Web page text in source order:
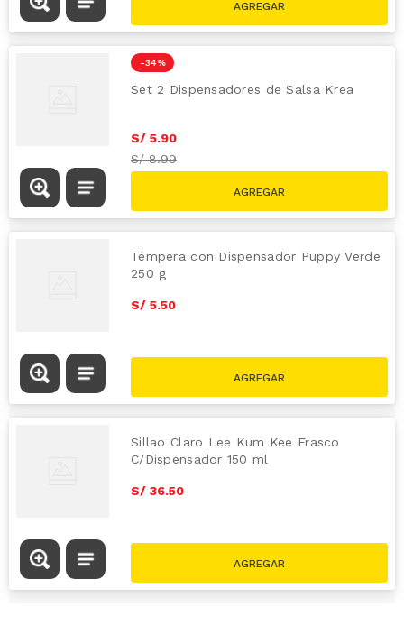
-34 %
Set 2 Dispensadores de Salsa Krea
S/ 5.90
S/8.99
Témpera con Dispensador Puppy Verde
250 g
S/ 5.50
Sillao Claro Lee Kum Kee Frasco
C/Dispensador 150 ml
S/ 36.50